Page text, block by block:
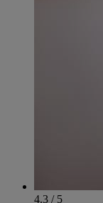
4.3 / 5